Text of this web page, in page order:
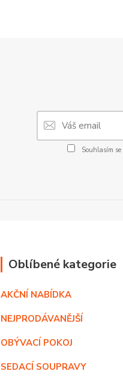
Souhlasím se
Oblíbené kategorie
AKČNÍ NABÍDKA
NEJPRODÁVANĚJŠÍ
OBÝVACÍ POKOJ
SEDACÍ SOUPRAVY